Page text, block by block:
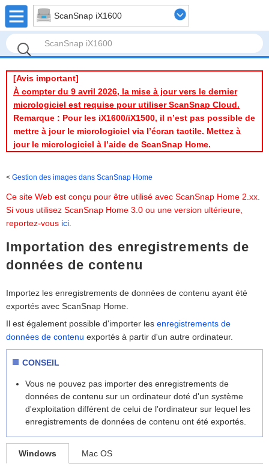
ScanSnap iX1600
[Avis important]
À compter du 9 avril 2026, la mise à jour vers le dernier
micrologiciel est requise pour utiliser ScanSnap Cloud.
Remarque : Pour les iX1600/iX1500, il n’est pas possible de
mettre à jour le micrologiciel via l’écran tactile. Mettez à
jour le micrologiciel à l’aide de ScanSnap Home.
Gestion des images dans ScanSnap Home
Ce site Web est conçu pour être utilisé avec ScanSnap Home 2.xx.
Si vous utilisez ScanSnap Home 3.0 ou une version ultérieure,
reportez-vous ici
Importation des enregistrements de
données de contenu
Importez les enregistrements de données de contenu ayant été
exportés avec ScanSnap Home.
Il est également possible d'importer les enregistrements de
données de contenu exportés à partir d'un autre ordinateur.
CONSEIL
Vous ne pouvez pas importer des enregistrements de
données de contenu sur un ordinateur doté d'un système
d'exploitation différent de celui de l'ordinateur sur lequel les
enregistrements de données de contenu ont été exportés.
Windows Mac OS